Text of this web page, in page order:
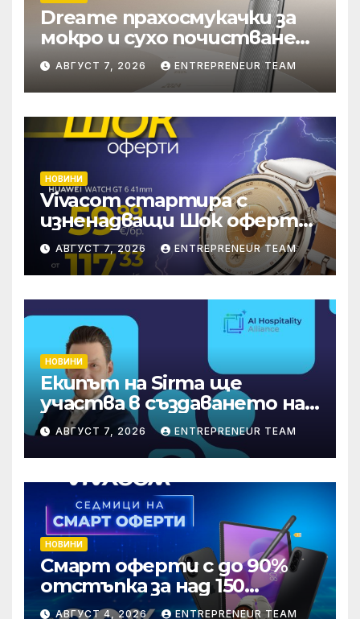
Dreame прахосмукачки за
мокро и сухо почистване
надхвърлиха 2 000
патентни заявки в
световен мащаб
АВГУСТ 7, 2026 ENTREPRENEUR TEAM
НОВИНИ
Vivacom стартира с
изненадващи Шок оферти
през август онлайн
АВГУСТ 7, 2026 ENTREPRENEUR TEAM
НОВИНИ
Екипът на Sirma ще
участва в създаването на
международните
стандарти за навлизане на
изкуствен интелект в
хотелиерството
АВГУСТ 7, 2026 ENTREPRENEUR TEAM
НОВИНИ
Смарт оферти с до 90%
отстъпка за над 150
устройства от Vivacom
АВГУСТ 4, 2026 ENTREPRENEUR TEAM